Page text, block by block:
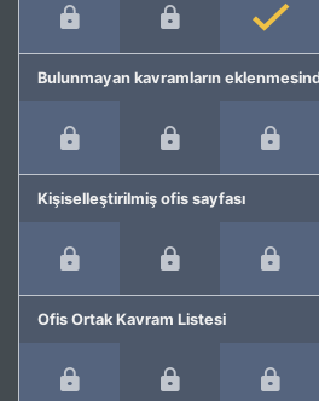
Bulunmayan kavramların
Kişiselleştirilmiş ofis sayfası
Ofis Ortak Kavram Listesi